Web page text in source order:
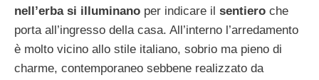
nell’erba si illuminano per indicare il sentiero che
porta all’ingresso della casa. All’interno l’arredamento
è molto vicino allo stile italiano, sobrio ma pieno di
charme, contemporaneo sebbene realizzato da